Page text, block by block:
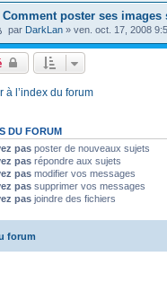
Comment poster ses images
par DarkLan » ven. oct. 17, 2008
à l’index du forum
DU FORUM
pas poster de nouveaux sujets
pas répondre aux sujets
pas modifier vos messages
pas supprimer vos messages
pas joindre des fichiers
forum